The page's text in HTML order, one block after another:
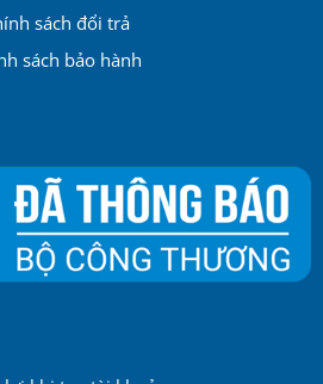
sách đổi trả
sách bảo hành